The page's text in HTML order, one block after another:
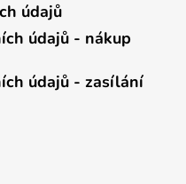
údajů
údajů - nákup
údajů - zasílání